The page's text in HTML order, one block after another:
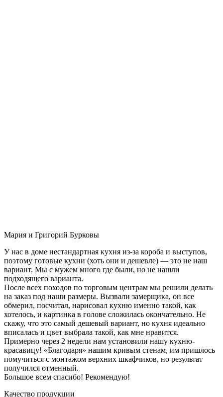
Мария и Григорий Бурковы
У нас в доме нестандартная кухня из-за короба и выступов,
поэтому готовые кухни (хоть они и дешевле) — это не наш
вариант. Мы с мужем много где были, но не нашли
подходящего варианта.
После всех походов по торговым центрам мы решили делать
на заказ под наши размеры. Вызвали замерщика, он все
обмерил, посчитал, нарисовал кухню именно такой, как
хотелось, и картинка в голове сложилась окончательно. Не
скажу, что это самый дешевый вариант, но кухня идеально
вписалась и цвет выбрала такой, как мне нравится.
Примерно через 2 недели нам установили нашу кухню-
красавицу! «Благодаря» нашим кривым стенам, им пришлось
помучиться с монтажом верхних шкафчиков, но результат
получился отменный.
Большое всем спасибо! Рекомендую!
Качество продукции